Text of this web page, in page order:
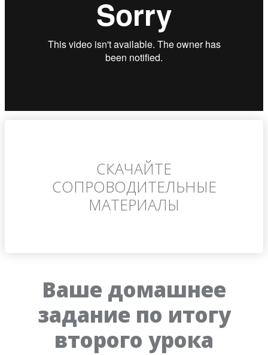
СКАЧАЙТЕ
СОПРОВОДИТЕЛЬНЫЕ
МАТЕРИАЛЫ
Ваше домашнее
задание по итогу
второго урока